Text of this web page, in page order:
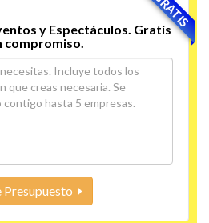
GRATIS
y Espectáculos. Gratis
compromiso.
Presupuesto